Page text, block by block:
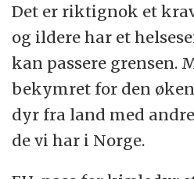
Det er riktignok et
og ildere har et
kan passere grensen.
bekymret for den
dyr fra land med
de vi har i Norge.